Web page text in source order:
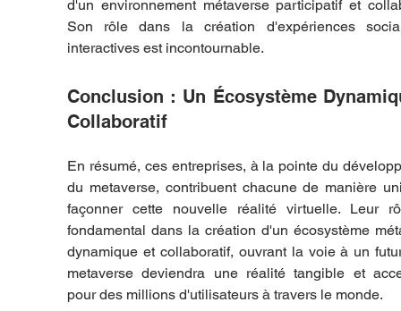
d'un environnement métaverse participatif et
Son rôle dans la création d'expériences
interactives est incontournable.
Conclusion : Un Écosystème
Collaboratif
En résumé, ces entreprises, à la pointe du
du metaverse, contribuent chacune de manière
façonner cette nouvelle réalité virtuelle. Leur
fondamental dans la création d'un écosystème
dynamique et collaboratif, ouvrant la voie à un
metaverse deviendra une réalité tangible et
pour des millions d'utilisateurs à travers le monde.